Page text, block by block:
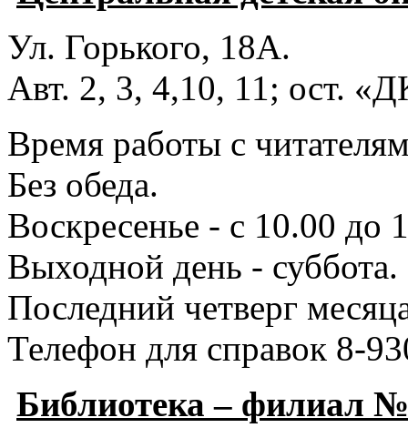
Ул. Горького, 18А.
Авт. 2, 3, 4,10, 11; ост.
Время работы с
Без обеда.
Воскресенье - с 10.00 до
Выходной день - суббота.
Последний четверг
Телефон для справок 8-
Библиотека – филиал